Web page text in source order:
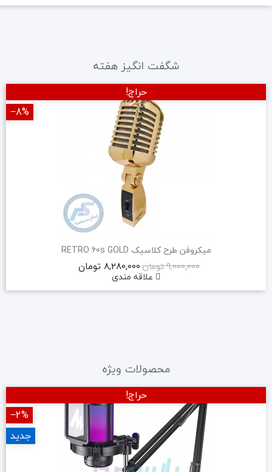
شگفت انگیز هفته
میکروفن طرح کلاسیک RETRO 60s GOLD
9,000,000 تومان
8,280,000 تومان
علاقه مندی
حراج!
‎−8%
محصولات ویژه
حراج!
‎−2%
جدید